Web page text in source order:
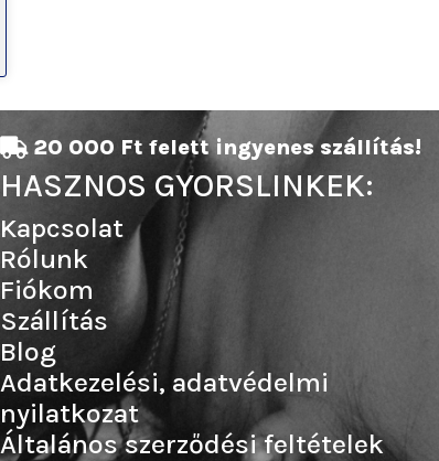
20 000 Ft felett ingyenes szállítás!
HASZNOS GYORSLINKEK:
Kapcsolat
Rólunk
Fiókom
Szállítás
Blog
Adatkezelési, adatvédelmi
nyilatkozat
Általános szerződési feltételek